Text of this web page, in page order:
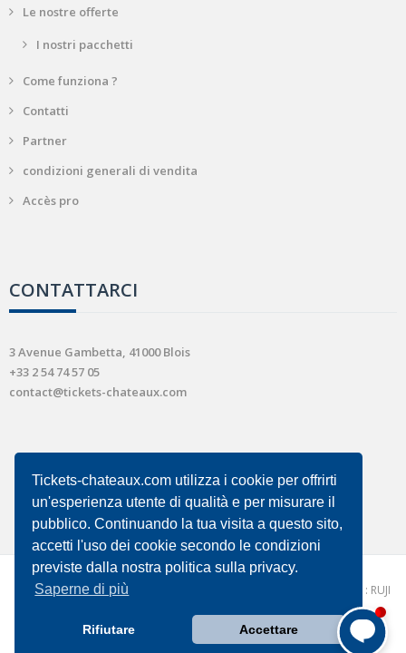
Tickets-chateaux.com utilizza i cookie per offrirti
un'esperienza utente di qualità e per misurare il
pubblico. Continuando la tua visita a questo sito,
accetti l'uso dei cookie secondo le condizioni
previste dalla nostra politica sulla privacy.
Saperne di più
Rifiutare Accettare
Le nostre offerte
I nostri pacchetti
Come funziona ?
Contatti
Partner
condizioni generali di vendita
Accès pro
CONTATTARCI
3 Avenue Gambetta, 41000 Blois
+33 2 54 74 57 05
contact@tickets-chateaux.com
Copyright © 2026 - tickets-chateaux.com |
Conception et réalisation : RUJI
Comment puis-je vous aider ?